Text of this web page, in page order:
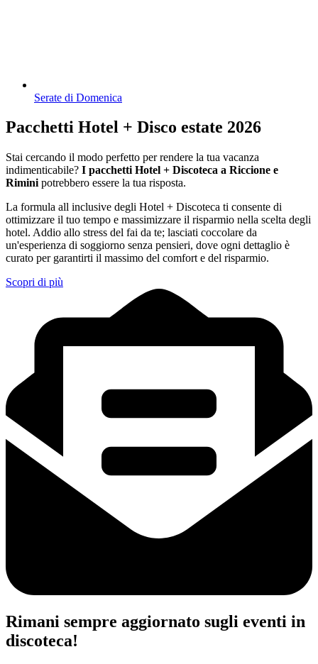
Serate di Domenica
Pacchetti Hotel + Disco estate 2026
Stai cercando il modo perfetto per rendere la tua vacanza
indimenticabile? I pacchetti Hotel + Discoteca a Riccione e
Rimini potrebbero essere la tua risposta.
La formula all inclusive degli Hotel + Discoteca ti consente di
ottimizzare il tuo tempo e massimizzare il risparmio nella scelta degli
hotel. Addio allo stress del fai da te; lasciati coccolare da
un'esperienza di soggiorno senza pensieri, dove ogni dettaglio è
curato per garantirti il massimo del comfort e del risparmio.
Scopri di più
Rimani sempre aggiornato sugli eventi in
discoteca!